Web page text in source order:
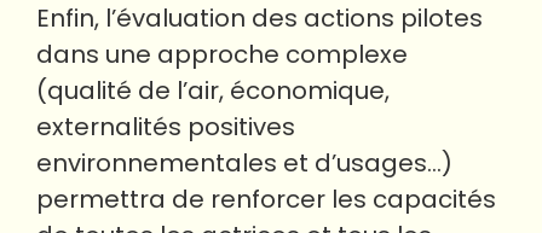
Enfin, l’évaluation des actions pilotes
dans une approche complexe
(qualité de l’air, économique,
externalités positives
environnementales et d’usages…)
permettra de renforcer les capacités